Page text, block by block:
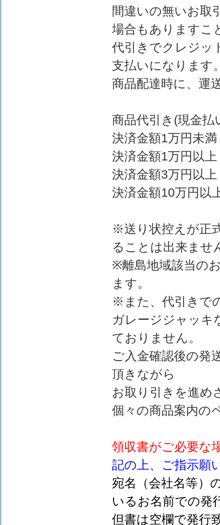
間違いの無いお取
場合もありますこ
代引きでクレジッ
支払いになります
商品配達時に、運
商品代引き(現金
決済金額1万
決済金額1万円以
決済金額3万円以
決済金額10万円以
※送り状控えが正
ることは出来ませ
※離島地域該当の
ます。
※また、代引きで
ガレージジャッキ
ておりません。
ご入金確認後の発
頂きながら
お取り引きを進め
個々の商品案内の
領収書がご必要な
記の上、ご指示願
宛名（会社名等）
いるお名前での発
但書は空欄で発行